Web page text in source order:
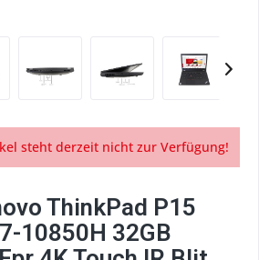
steht derzeit nicht zur Verfügung!
ThinkPad P15
10850H 32GB